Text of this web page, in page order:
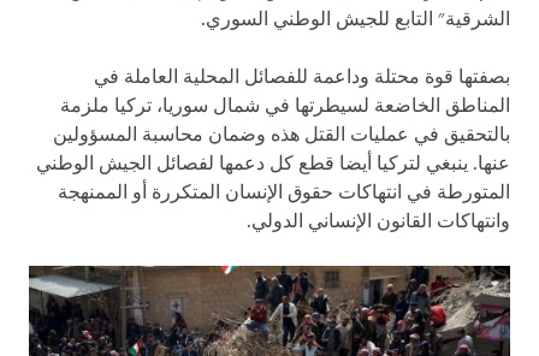
الشرقية" التابع للجيش الوطني السوري.
بصفتها قوة محتلة وداعمة للفصائل المحلية العاملة في
المناطق الخاضعة لسيطرتها في شمال سوريا، تركيا ملزمة
بالتحقيق في عمليات القتل هذه وضمان محاسبة المسؤولين
عنها. ينبغي لتركيا أيضا قطع كل دعمها لفصائل الجيش الوطني
المتورطة في انتهاكات حقوق الإنسان المتكررة أو الممنهجة
وانتهاكات القانون الإنساني الدولي.